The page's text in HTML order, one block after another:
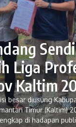
Liga
Kaltim
besar diusung
Timur (Kaltim)
di hadapan